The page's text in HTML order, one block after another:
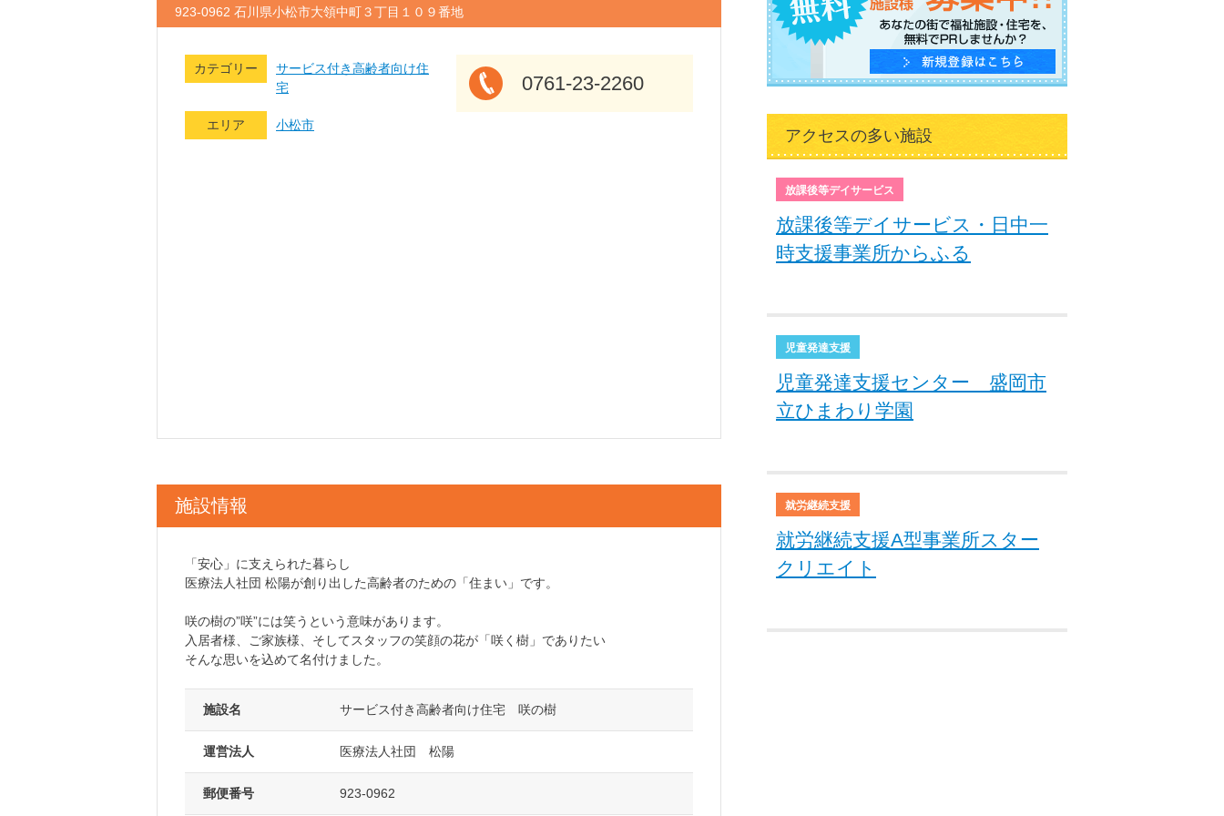
923-0962 石川県小松市大領中町３丁目１０９番地
カテゴリー
サービス付き高齢者向け住
宅
エリア 小松市
0761-23-2260
施設情報
「安心」に支えられた暮らし
医療法人社団 松陽が創り出した高齢者のための「住まい」です。
咲の樹の”咲”には笑うという意味があります。
入居者様、ご家族様、そしてスタッフの笑顔の花が「咲く樹」でありたい
そんな思いを込めて名付けました。
施設名 サービス付き高齢者向け住宅 咲の樹
運営法人 医療法人社団 松陽
郵便番号 923-0962
アクセスの多い施設
放課後等デイサービス
放課後等デイサービス・日中一
時支援事業所からふる
児童発達支援
児童発達支援センター 盛岡市
立ひまわり学園
就労継続支援
就労継続支援A型事業所スター
クリエイト